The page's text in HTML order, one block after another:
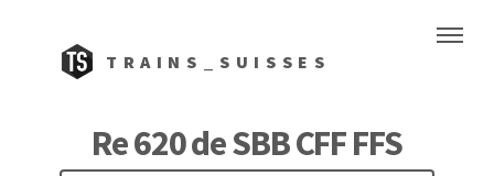
TRAINS_SUISSES
Re 620 de SBB CFF FFS